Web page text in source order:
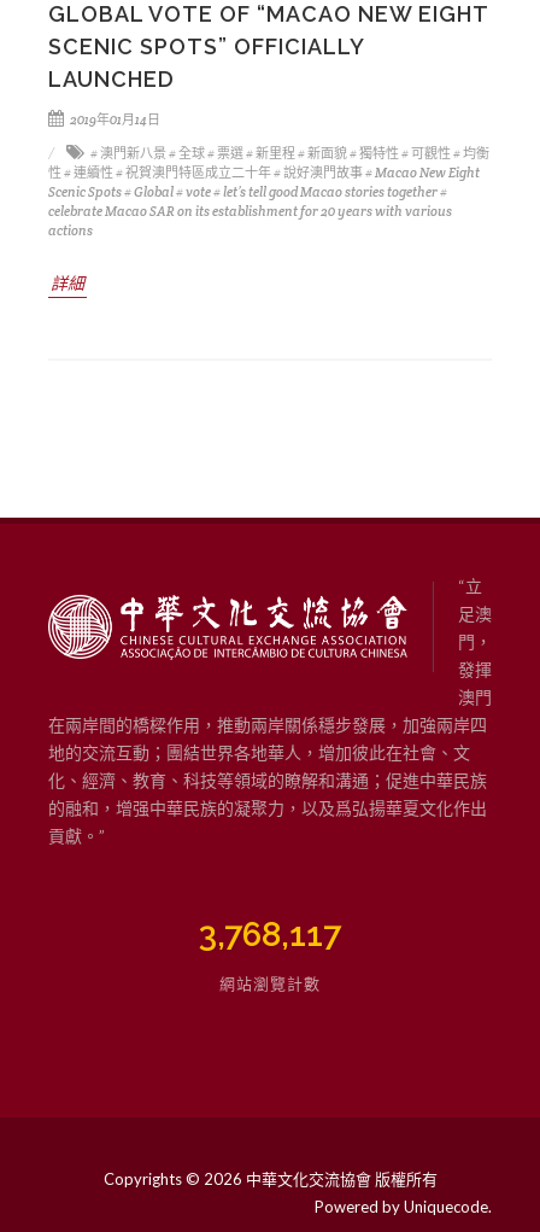
GLOBAL VOTE OF “MACAO NEW EIGHT
SCENIC SPOTS” OFFICIALLY
LAUNCHED
2019年01月14日
# 澳門新八景# 全球# 票選# 新里程 # 新面貌# 獨特性 # 可觀性 # 均衡
性 # 連續性 # 祝賀澳門特區成立二十年# 說好澳門故事# Macao New Eight
Scenic Spots# Global# vote# let’s tell good Macao stories together#
celebrate Macao SAR on its establishment for 20 years with various
actions
詳細
“立
足澳
門，
發揮
澳門
在兩岸間的橋樑作用，推動兩岸關係穩步發展，加強兩岸四
地的交流互動；團結世界各地華人，增加彼此在社會、文
化、經濟、教育、科技等領域的瞭解和溝通；促進中華民族
的融和，增强中華民族的凝聚力，以及爲弘揚華夏文化作出
貢獻。”
3,768,117
網站瀏覽計數
Copyrights © 2026 中華文化交流協會 版權所有
Powered byUniquecode.